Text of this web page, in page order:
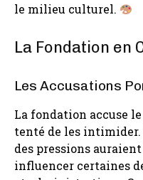
le milieu culturel.
La Fondation en
Les Accusations
La fondation accuse
tenté de les
des pressions
influencer certaines